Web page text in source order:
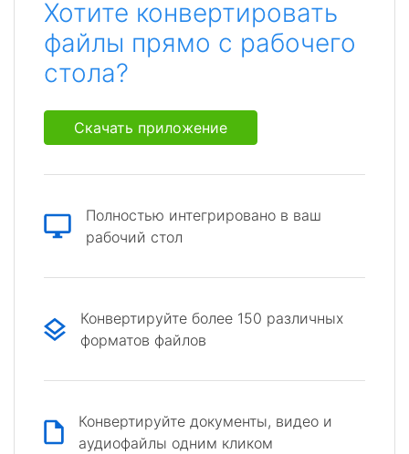
Хотите конвертировать
файлы прямо с рабочего
стола?
Скачать приложение
Полностью интегрировано в ваш
рабочий стол
Конвертируйте более 150 различных
форматов файлов
Конвертируйте документы, видео и
аудиофайлы одним кликом